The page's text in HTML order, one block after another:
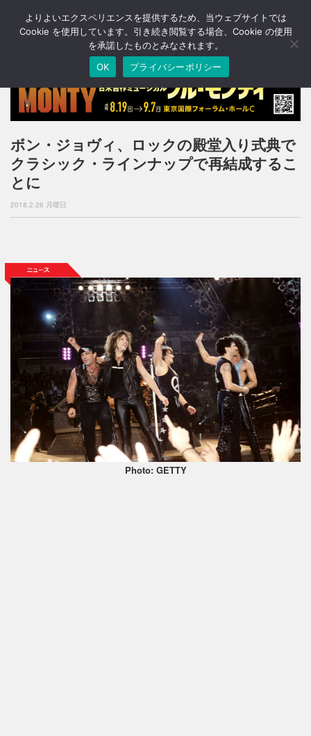
T
o
n
a
v
g
a
n
ボン・ジョヴィ、ロックの殿堂入り式典で
クラシック・ラインナップで再結成するこ
とに
2018.2.26 月曜日
Photo: GETTY
よりよいエクスペリエンスを提供するため、当ウェブサイトでは
Cookie を使用しています。引き続き閲覧する場合、Cookie の使用
を承諾したものとみなされます。
OK
プライバシーポリシー